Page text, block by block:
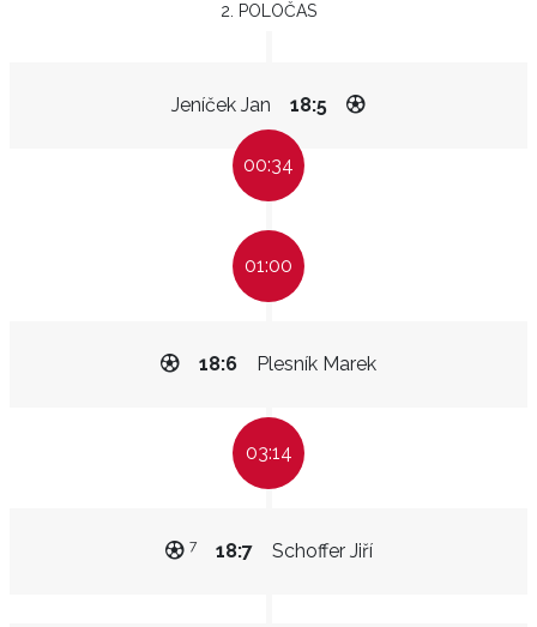
2. POLOČAS
Jeníček Jan 18:5
00:34
01:00
Plesník Marek
18:6
03:14
Schoffer Jiří
18:7
7